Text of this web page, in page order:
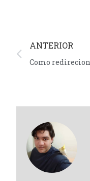
ANTERIOR